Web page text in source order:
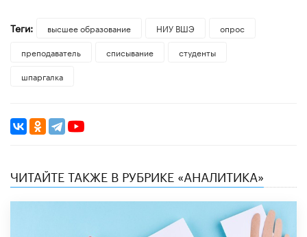
Теги: высшее образование НИУ ВШЭ
опрос
преподаватель
списывание
студенты
шпаргалка
ЧИТАЙТЕ ТАКЖЕ В РУБРИКЕ «АНАЛИТИКА»